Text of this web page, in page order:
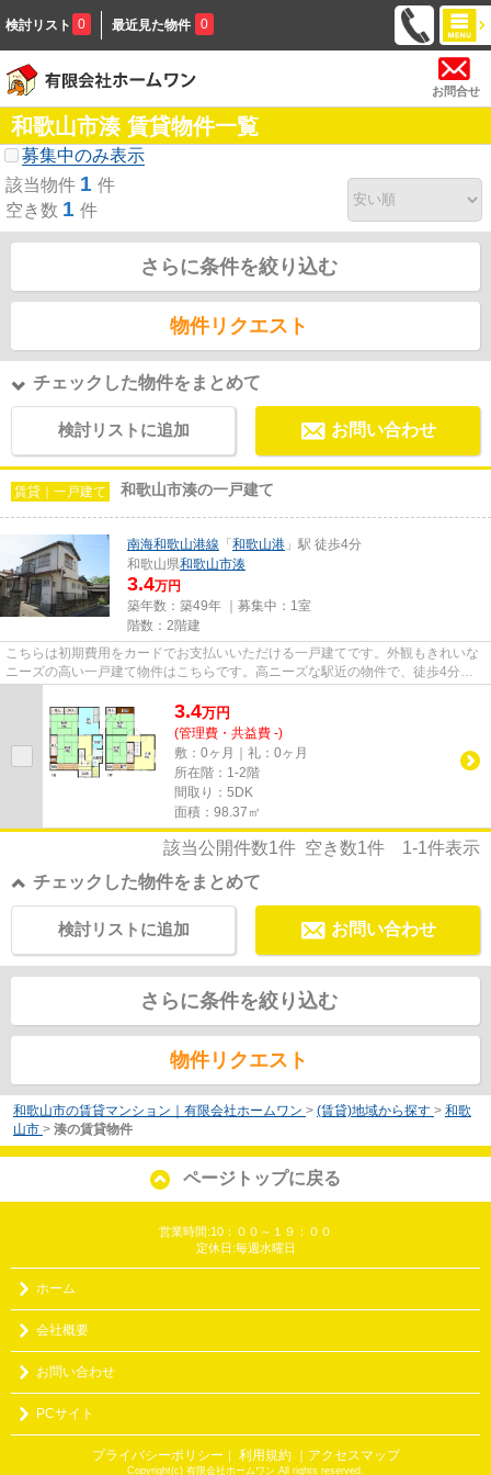
検討リスト 0 最近見た物件 0
お問合せ
和歌山市湊 賃貸物件一覧
募集中のみ表示
該当物件 1 件
空き数 1 件
さらに条件を絞り込む
物件リクエスト
チェックした物件をまとめて
検討リストに追加 お問い合わせ
賃貸｜一戸建て 和歌山市湊の一戸建て
南海和歌山港線 「 和歌山港 」駅 徒歩4分
和歌山県和歌山市湊
3.4万円
築年数：築49年 ｜募集中： 1室
階数：2階建
こちらは初期費用をカードでお支払いいただける一戸建てです。外観もきれいな
ニーズの高い一戸建て物件はこちらです。高ニーズな駅近の物件で、徒歩4分で
3.4万円
(管理費・共益費 -)
敷：0ヶ月｜礼：0ヶ月
所在階：1-2階
間取り：5DK
面積：98.37㎡
該当公開件数1件 空き数1件 1-1件表示
チェックした物件をまとめて
お問い合わせ
検討リストに追加
さらに条件を絞り込む
物件リクエスト
和歌山市の賃貸マンション｜有限会社ホームワン > (賃貸)地域から探す > 和歌
山市 > 湊の賃貸物件
ページトップに戻る
営業時間:10：００～１９：００
定休日:毎週水曜日
ホーム
会社概要
お問い合わせ
PCサイト
プライバシーポリシー ｜ 利用規約 ｜アクセスマップ
Copyright(c) 有限会社ホームワン All rights reserved.